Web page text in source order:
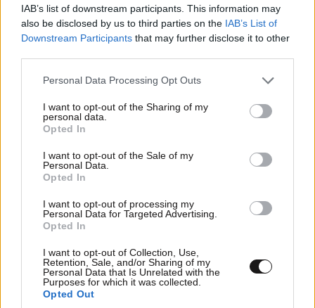
IAB’s list of downstream participants. This information may
also be disclosed by us to third parties on the IAB’s List of
Downstream Participants that may further disclose it to other
Please note that this website/app uses one or more Google
not limited to your visit or usage behaviour. You may click to
grant or deny consent to Google and its third-party tags to
use your data for below specified purposes in below Google
consent section.
Personal Data Processing Opt Outs
I want to opt-out of the Sharing of my
personal data.
Opted In
I want to opt-out of the Sale of my
Personal Data.
Opted In
I want to opt-out of processing my
Personal Data for Targeted Advertising.
Opted In
I want to opt-out of Collection, Use,
Retention, Sale, and/or Sharing of my
Personal Data that Is Unrelated with the
Purposes for which it was collected.
Opted Out